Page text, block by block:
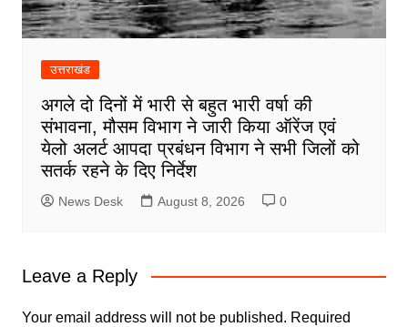
उत्तराखंड
अगले दो दिनों में भारी से बहुत भारी वर्षा की
संभावना, मौसम विभाग ने जारी किया ऑरेंज एवं
येलो अलर्ट आपदा प्रबंधन विभाग ने सभी जिलों को
सतर्क रहने के दिए निर्देश
News Desk August 8, 2026 0
Leave a Reply
Your email address will not be published. Required